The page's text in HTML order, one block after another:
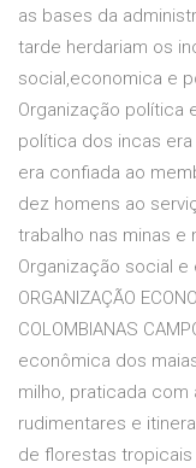
as bases da
tarde herdariam os
social,economica e
Organização política
política dos incas
era confiada ao
dez homens ao
trabalho nas minas e
Organização social e
ORGANIZAÇÃO
COLOMBIANAS
econômica dos
milho, praticada com
rudimentares e
de florestas tropicais